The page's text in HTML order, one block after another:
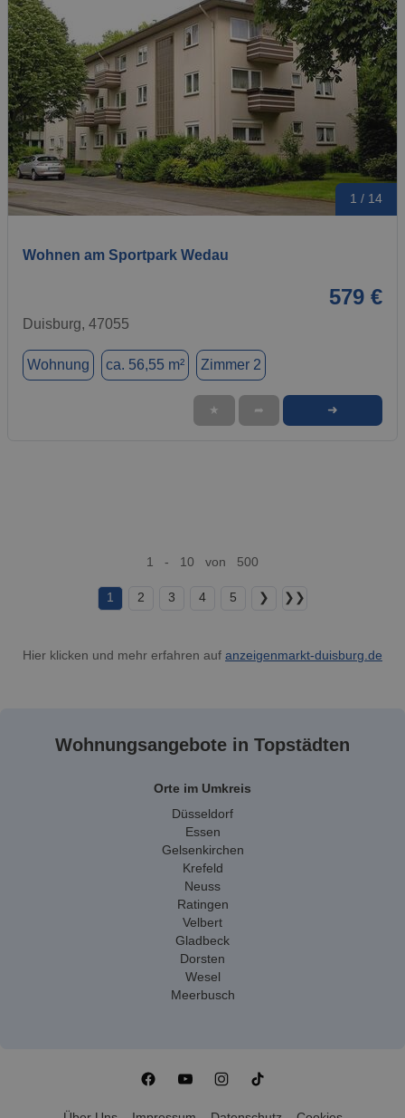
1 / 14
Wohnen am Sportpark Wedau
579 €
Duisburg, 47055
Wohnung ca. 56,55 m² Zimmer 2
★ ➦ ➜
1 - 10 von 500
1 2 3 4 5 ❯ ❯❯
Hier klicken und mehr erfahren auf anzeigenmarkt-duisburg.de
Wohnungsangebote in Topstädten
Orte im Umkreis
Düsseldorf
Essen
Gelsenkirchen
Krefeld
Neuss
Ratingen
Velbert
Gladbeck
Dorsten
Wesel
Meerbusch